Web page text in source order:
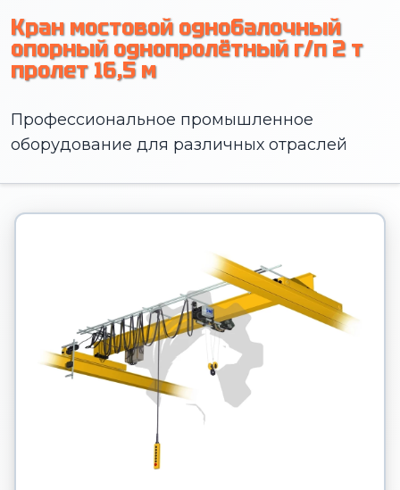
Кран мостовой однобалочный
опорный однопролётный г/п 2 т
пролет 16,5 м
Профессиональное промышленное
оборудование для различных отраслей